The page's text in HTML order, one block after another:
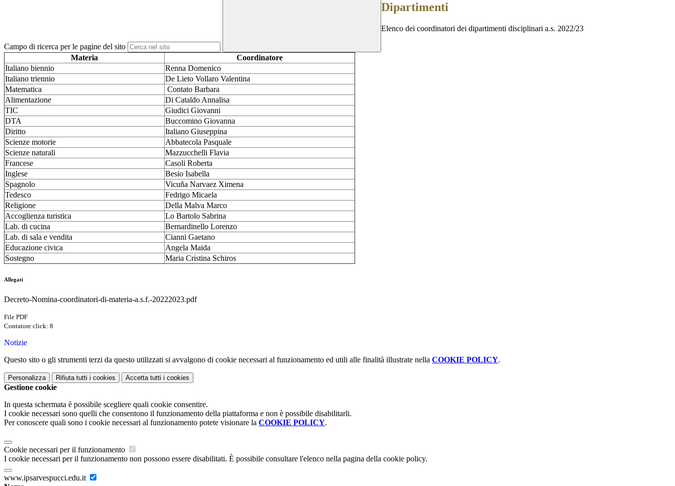
Campo di ricerca per le pagine del sito
Dipartimenti
Elenco dei coordinatori dei dipartimenti disciplinari a.s. 2022/23
Materia
Coordinatore
Italiano biennio
Renna Domenico
Italiano triennio
De Lieto Vollaro Valentina
Matematica
Contato Barbara
Alimentazione
Di Cataldo Annalisa
TIC
Giudici Giovanni
DTA
Buccomino Giovanna
Diritto
Italiano Giuseppina
Scienze motorie
Abbatecola Pasquale
Scienze naturali
Mazzucchelli Flavia
Francese
Casoli Roberta
Inglese
Besio Isabella
Spagnolo
Vicuña Narvaez Ximena
Tedesco
Fedrigo Micaela
Religione
Della Malva Marco
Accoglienza turistica
Lo Bartolo Sabrina
Lab. di cucina
Bernardinello Lorenzo
Lab. di sala e vendita
Cianni Gaetano
Educazione civica
Angela Maida
Sostegno
Maria Cristina Schiros
Allegati
Decreto-Nomina-coordinatori-di-materia-a.s.f.-20222023.pdf
File PDF
Contatore click: 8
Notizie
Questo sito o gli strumenti terzi da questo utilizzati si avvalgono di cookie necessari al funzionamento ed utili alle finalità illustrate nella COOKIE POLICY.
Personalizza Rifiuta tutti i cookies Accetta tutti i cookies
Gestione cookie
In questa schermata è possibile scegliere quali cookie consentire.
I cookie necessari sono quelli che consentono il funzionamento della piattaforma e non è possibile disabilitarli.
Per conoscere quali sono i cookie necessari al funzionamento potete visionare la COOKIE POLICY.
Cookie necessari per il funzionamento
I cookie necessari per il funzionamento non possono essere disabilitati. È possibile consultare l'elenco nella pagina della cookie policy.
www.ipsarvespucci.edu.it